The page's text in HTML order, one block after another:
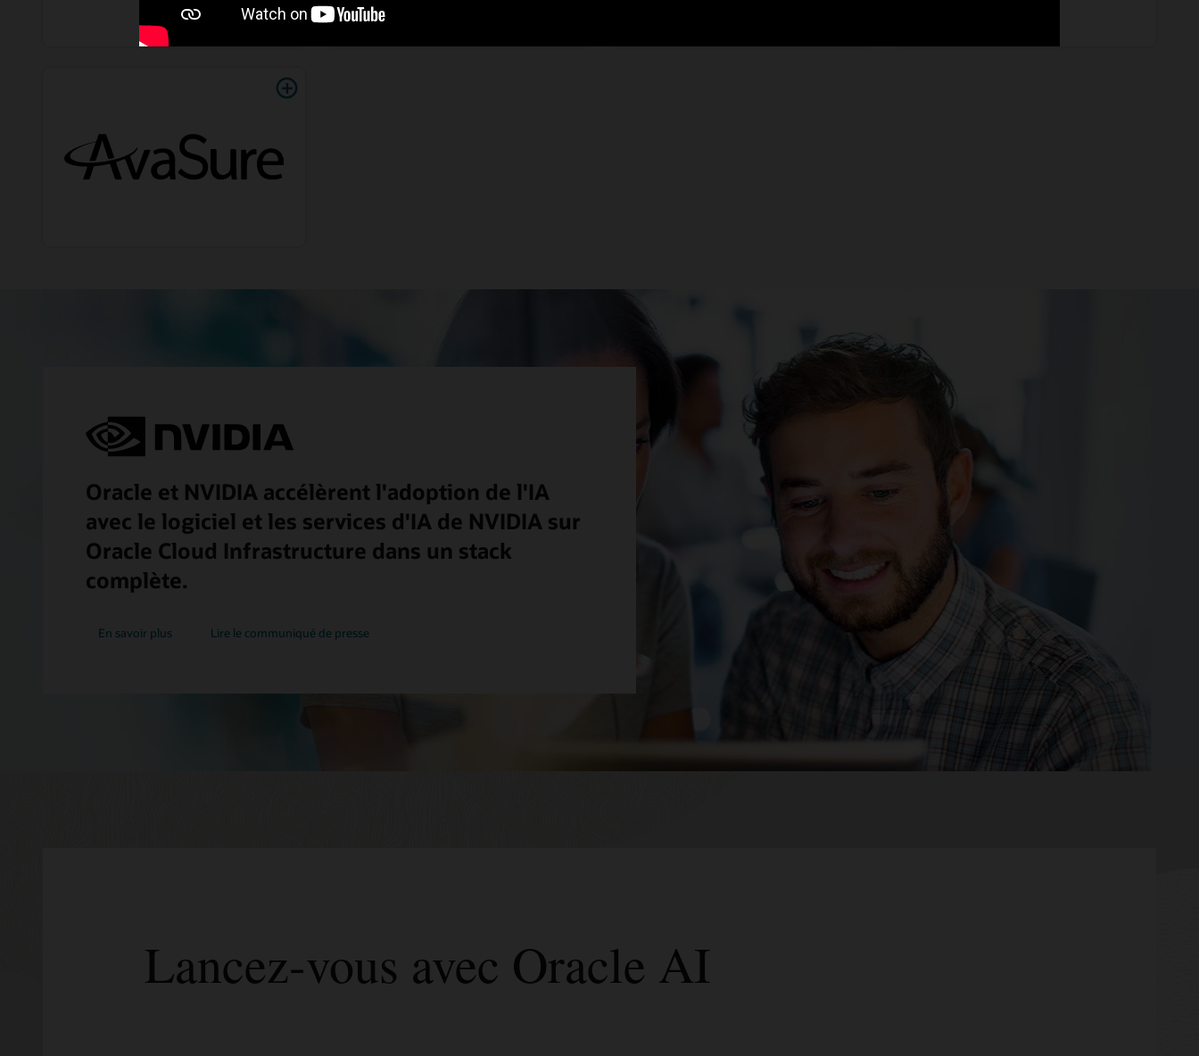
Oracle et NVIDIA accélèrent l'adoption de l'IA
avec le logiciel et les services d'IA de NVIDIA sur
Oracle Cloud Infrastructure dans un stack
complète.
En savoir plus Lire le communiqué de presse
Lancez-vous avec Oracle AI